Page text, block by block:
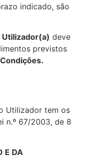
indicado, são
Utilizador(a) deve
previstos
Utilizador tem os
n.º 67/2003, de 8
E DA